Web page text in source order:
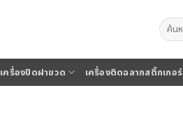
ค้นหา:
เครื่องปิดฝาขวด เครื่องติดฉลากสติ๊กเกอร์